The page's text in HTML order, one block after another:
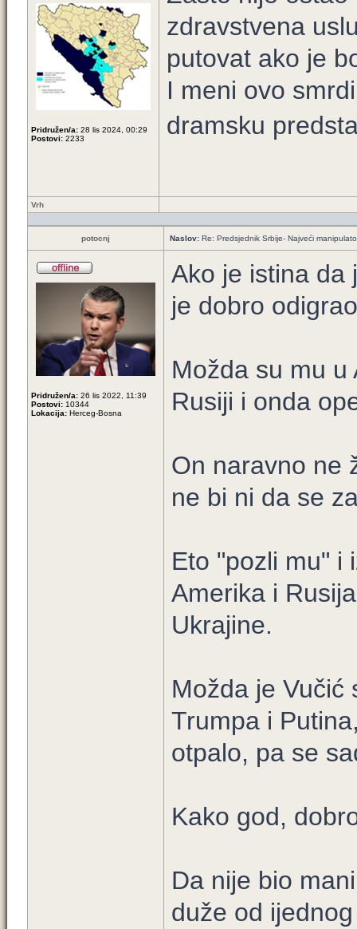
Pridružen/a: 28 lis 2024, 00:29
Postovi: 2233
zdravstvena
putovat ako je
I meni ovo
dramsku
Vrh
potocnj Naslov: Re: Predsjednik Srbije- Najveći
Pridružen/a: 26 lis 2022, 11:39
Postovi: 10344
Lokacija: Herceg-Bosna
Ako je istina da
je dobro
Možda su mu u
Rusiji i onda
On naravno ne
ne bi ni da se
Eto "pozli mu" i
Amerika i
Ukrajine.
Možda je Vučić
Trumpa i
otpalo, pa se
Kako god,
Da nije bio
duže od